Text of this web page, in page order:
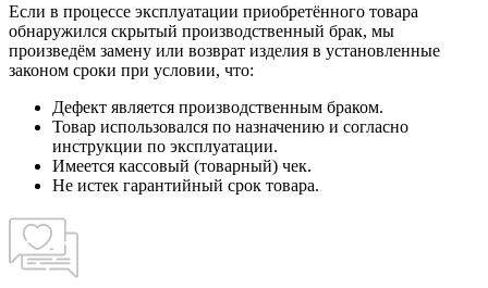
Если в процессе эксплуатации приобретённого товара
обнаружился скрытый производственный брак, мы
произведём замену или возврат изделия в установленные
законом сроки при условии, что:
Дефект является производственным браком.
Товар использовался по назначению и согласно
инструкции по эксплуатации.
Имеется кассовый (товарный) чек.
Не истек гарантийный срок товара.